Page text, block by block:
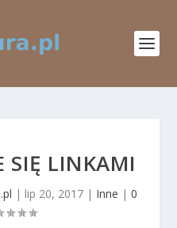
SIĘ LINKAMI
| lip 20, 2017 | Inne | 0